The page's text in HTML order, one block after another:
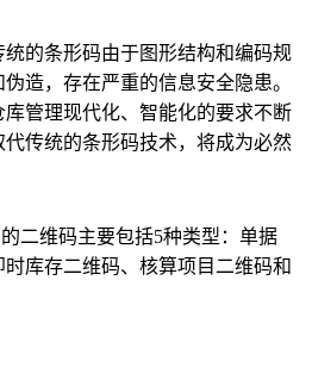
统的条形码由于图形结构和编码规
造，存在严重的信息安全隐患。
管理现代化、智能化的要求不断
传统的条形码技术，将成为必然
二维码主要包括5种类型：单据
库存二维码、核算项目二维码和